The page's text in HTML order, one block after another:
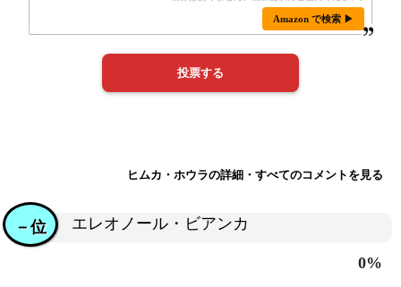
Amazon で検索 ▶
ヒムカ・ホウラの詳細・すべてのコメントを見る
エレオノール・ビアンカ
－位
0%